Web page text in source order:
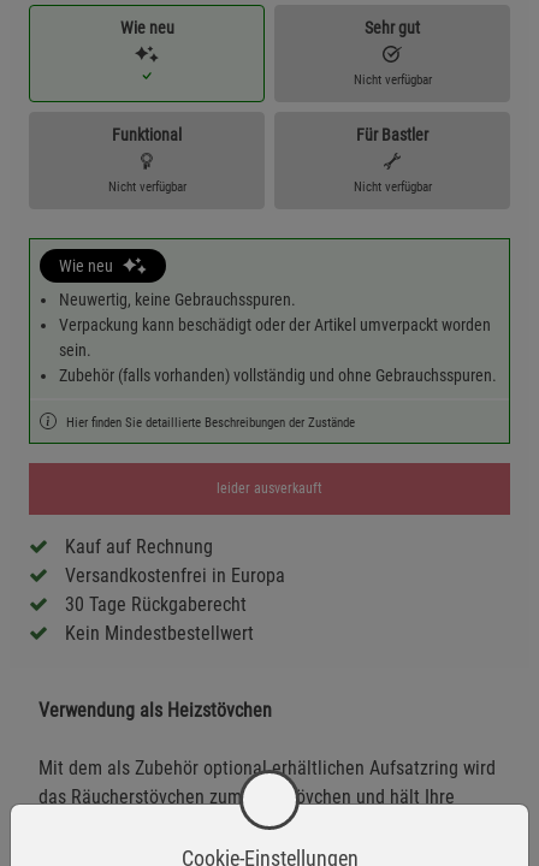
Wie neu Sehr gut
Nicht verfügbar
Funktional
Nicht verfügbar
Für Bastler
Nicht verfügbar
Wie neu
Neuwertig, keine Gebrauchsspuren.
Verpackung kann beschädigt oder der Artikel umverpackt worden
sein.
Zubehör (falls vorhanden) vollständig und ohne Gebrauchsspuren.
Hier finden Sie detaillierte Beschreibungen der Zustände
leider ausverkauft
Kauf auf Rechnung
Versandkostenfrei in Europa
30 Tage Rückgaberecht
Kein Mindestbestellwert
Verwendung als Heizstövchen
Mit dem als Zubehör optional erhältlichen Aufsatzring wird
das Räucherstövchen zum Heizstövchen und hält Ihre
Cookie-Einstellungen